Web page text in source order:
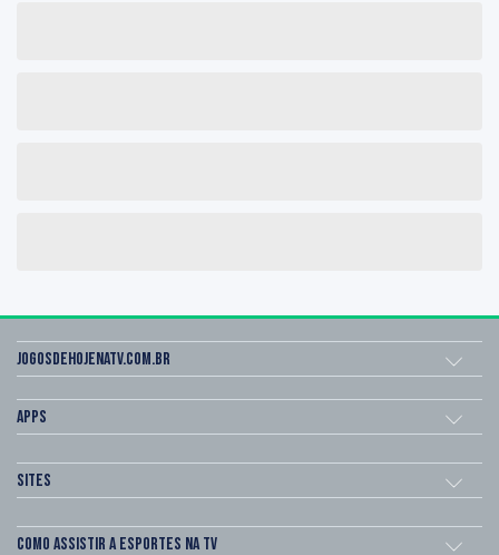
Jogosdehojenatv.com.br
Apps
Sites
Como assistir a esportes na TV